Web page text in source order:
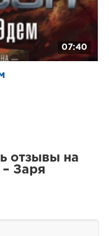
07:40
отзывы на
Заря